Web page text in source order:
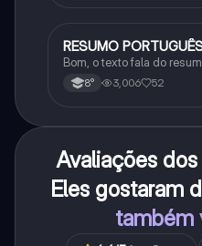
Português
RESUMO
Bom, o texto fala do
8° 3,006 52
Avaliações
Eles gostaram
também